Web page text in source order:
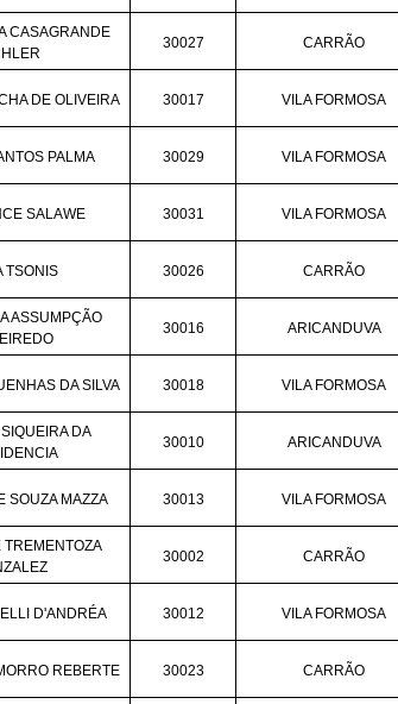
CASAGRANDE
30027 CARRÃO
DE OLIVEIRA 30017 VILA FORMOSA
PALMA 30029 VILA FORMOSA
SALAWE 30031 VILA FORMOSA
TSONIS 30026 CARRÃO
ASSUMPÇÃO
30016 ARICANDUVA
DA SILVA 30018 VILA FORMOSA
DA
30010 ARICANDUVA
SOUZA MAZZA 30013 VILA FORMOSA
TREMENTOZA
30002 CARRÃO
D'ANDRÉA 30012 VILA FORMOSA
REBERTE 30023 CARRÃO